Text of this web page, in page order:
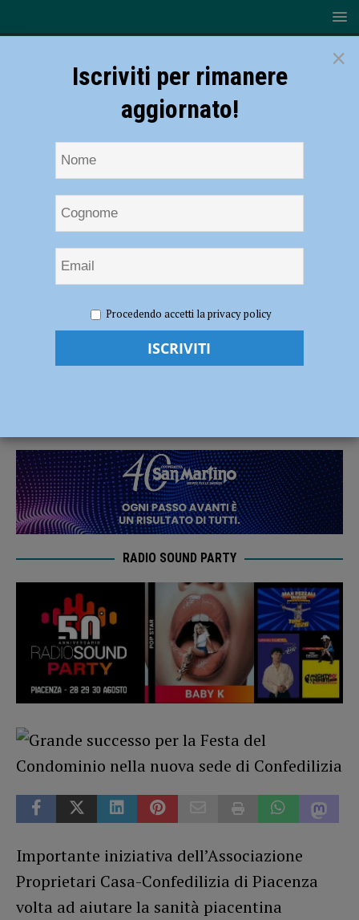
sottoscrizione di Confedilizia e appello ai propri soci
“Uniti contro il virus”, sottoscrizione di
RADIO SOUND PARTY
Importante iniziativa dell’Associazione
Proprietari Casa-Confedilizia di Piacenza
volta ad aiutare la sanità piacentina
×
Iscriviti per rimanere
aggiornato!
Procedendo accetti la privacy policy